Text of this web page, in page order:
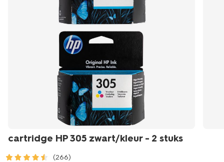
cartridge HP 305 zwart/kleur - 2 stuks
(266)